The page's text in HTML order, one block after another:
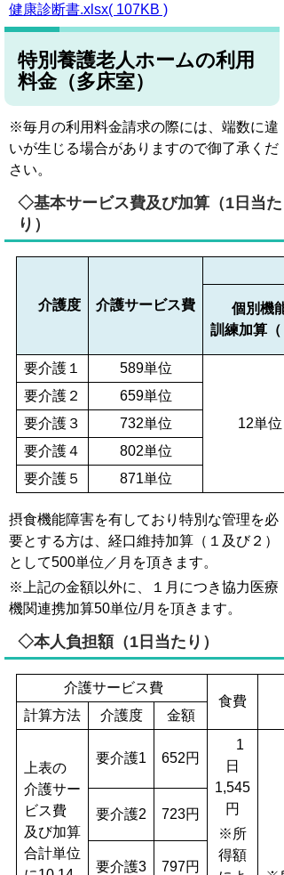
健康診断書.xlsx( 107KB )
特別養護老人ホームの利用
料金（多床室）
※毎月の利用料金請求の際には、端数に違
いが生じる場合がありますので御了承くだ
さい。
◇基本サービス費及び加算（1日当た
り）
介護度 介護サービス費
個別機能
訓練加算（
要介護１ 589単位
12単位
要介護２
659単位
要介護３
732単位
要介護４
802単位
要介護５
871単位
摂食機能障害を有しており特別な管理を必
要とする方は、経口維持加算（１及び２）
として500単位／月を頂きます。
※上記の金額以外に、１月につき協力医療
機関連携加算50単位/月を頂きます。
◇本人負担額（1日当たり）
介護サービス費
食費
計算方法
介護度 金額
上表の
介護サー
ビス費
及び加算
合計単位
要介護1 652円
1
日
1,545
円
※所
得額
要介護2 723円
要介護3 797円